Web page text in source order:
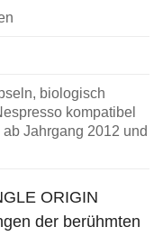
biologisch
kompatibel
Jahrgang 2012 und
ORIGIN
der berühmten